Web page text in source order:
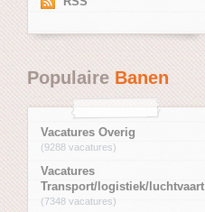
PopulaireBanen
Vacatures Overig
(9288 vacatures)
Vacatures
Transport/logistiek/luchtvaart
(7348 vacatures)